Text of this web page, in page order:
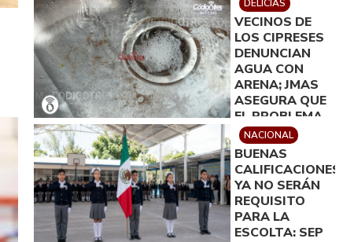
DELICIAS
VECINOS DE
LOS CIPRESES
DENUNCIAN
AGUA CON
ARENA; JMAS
ASEGURA QUE
EL PROBLEMA
QUEDARÁ
RESUELTO EN
MENOS DE 24
HORAS
NACIONAL
BUENAS
CALIFICACIONES
YA NO SERÁN
REQUISITO
PARA LA
ESCOLTA: SEP